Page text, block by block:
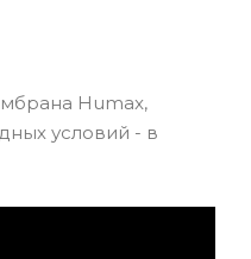
Humax,
условий - в